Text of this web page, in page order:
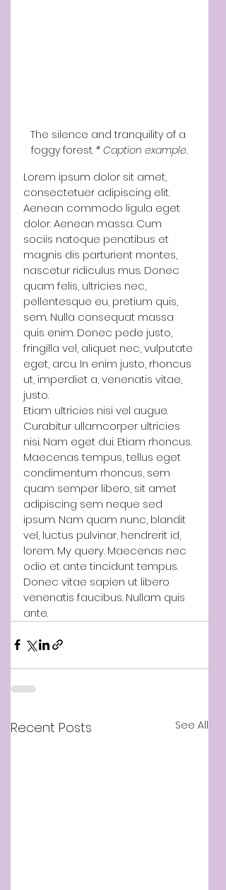
The silence and tranquility of a
foggy forest. * Caption example.
Lorem ipsum dolor sit amet,
consectetuer adipiscing elit.
Aenean commodo ligula eget
dolor. Aenean massa. Cum
sociis natoque penatibus et
magnis dis parturient montes,
nascetur ridiculus mus. Donec
quam felis, ultricies nec,
pellentesque eu, pretium quis,
sem. Nulla consequat massa
quis enim. Donec pede justo,
fringilla vel, aliquet nec, vulputate
eget, arcu. In enim justo, rhoncus
ut, imperdiet a, venenatis vitae,
justo.
Etiam ultricies nisi vel augue.
Curabitur ullamcorper ultricies
nisi. Nam eget dui. Etiam rhoncus.
Maecenas tempus, tellus eget
condimentum rhoncus, sem
quam semper libero, sit amet
adipiscing sem neque sed
ipsum. Nam quam nunc, blandit
vel, luctus pulvinar, hendrerit id,
lorem. My query. Maecenas nec
odio et ante tincidunt tempus.
Donec vitae sapien ut libero
venenatis faucibus. Nullam quis
ante.
Recent Posts See All